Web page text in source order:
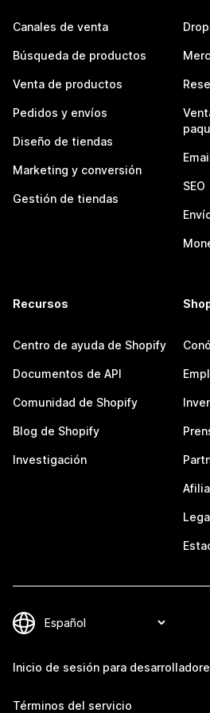
Canales de venta
Búsqueda de productos
Venta de productos
Pedidos y envíos
Diseño de tiendas
Marketing y conversión
Gestión de tiendas
SEO
Recursos
Centro de ayuda de Shopify
Documentos de API
Comunidad de Shopify
Blog de Shopify
Investigación
Legal
Inicio de sesión para
Términos del servicio